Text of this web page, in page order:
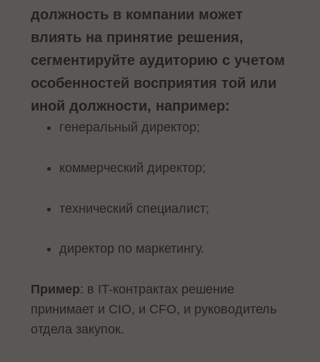
должность в компании может
влиять на принятие решения,
сегментируйте аудиторию с учетом
особенностей восприятия той или
иной должности, например:
генеральный директор;
коммерческий директор;
технический специалист;
директор по маркетингу.
Пример: в IT-контрактах решение
принимает и CIO, и CFO, и руководитель
отдела закупок.